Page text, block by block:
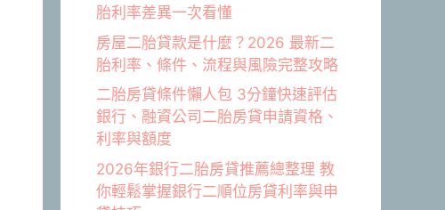
胎利率差異一次看懂
房屋二胎貸款是什麼？2026 最新二
胎利率、條件、流程與風險完整攻略
二胎房貸條件懶人包 3分鐘快速評估
銀行、融資公司二胎房貸申請資格、
利率與額度
2026年銀行二胎房貸推薦總整理 教
你輕鬆掌握銀行二順位房貸利率與申